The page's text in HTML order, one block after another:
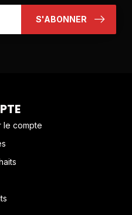
S'ABONNER
le compte